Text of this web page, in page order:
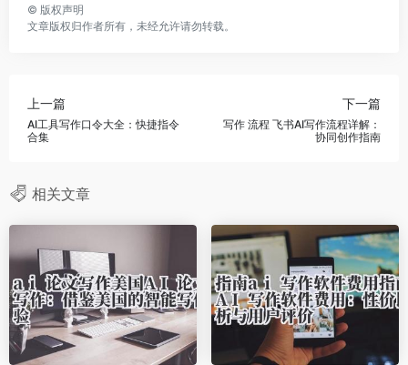
© 版权声明
文章版权归作者所有，未经允许请勿转载。
上一篇
AI工具写作口令大全：快捷指令
合集
下一篇
写作 流程 飞书AI写作流程详解：
协同创作指南
相关文章